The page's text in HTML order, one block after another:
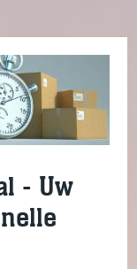
- Uw